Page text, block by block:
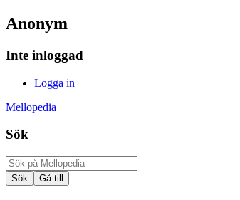
Anonym
Inte inloggad
Logga in
Mellopedia
Sök